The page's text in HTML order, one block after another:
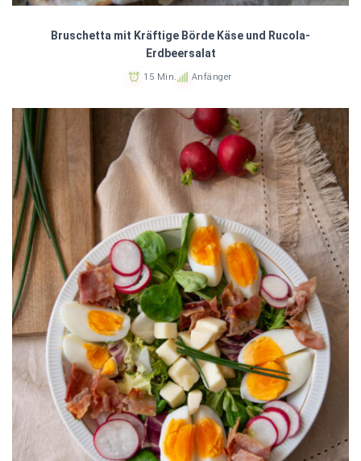
Bruschetta mit Kräftige Börde Käse und Rucola-
Erdbeersalat
15 Min. Anfänger